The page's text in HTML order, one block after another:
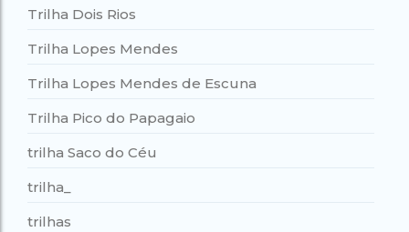
Trilha Dois Rios
Trilha Lopes Mendes
Trilha Lopes Mendes de Escuna
Trilha Pico do Papagaio
trilha Saco do Céu
trilha_
trilhas